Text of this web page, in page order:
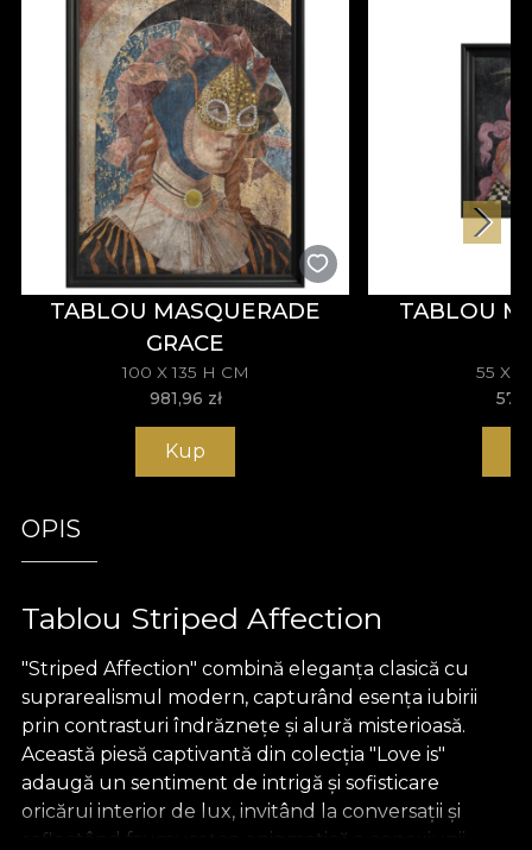
TABLOU MASQUERADE
GRACE
100 X 135 H CM
981,96 zł
Kup
TABLOU
55 X
OPIS
Tablou Striped Affection
"Striped Affection" combină eleganța clasică cu
suprarealismul modern, capturând esența iubirii
prin contrasturi îndrăznețe și alură misterioasă.
Această piesă captivantă din colecția "Love is"
adaugă un sentiment de intrigă și sofisticare
oricărui interior de lux, invitând la conversații și
reflectând frumusețea enigmatică a conexiunii